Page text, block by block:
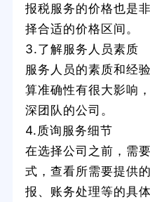
报税服务的价格也是
择合适的价格区间。
3.了解服务人员素质
服务人员的素质和经
算准确性有很大影响
深团队的公司。
4.质询服务细节
在选择公司之前，需
式，查看所需要提供
报、账务处理等的具体